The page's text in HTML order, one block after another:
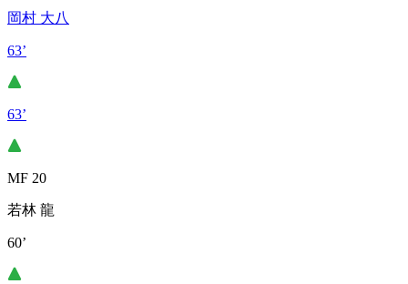
岡村 大八
63’
63’
MF 20
若林 龍
60’